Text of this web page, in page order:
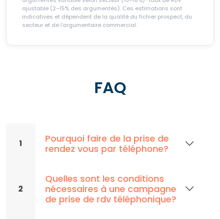
ajustable (2–15% des argumentés). Ces estimations sont
indicatives et dépendent de la qualité du fichier prospect, du
secteur et de l'argumentaire commercial.
FAQ
1
Pourquoi faire de la prise de
rendez vous par téléphone?
2
Quelles sont les conditions
nécessaires à une campagne
de prise de rdv téléphonique?